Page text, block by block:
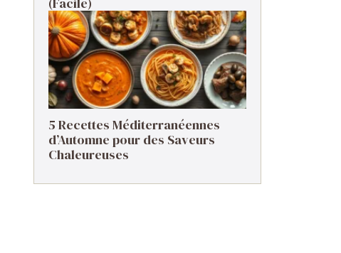
5 Recettes Méditerranéennes
d’Automne pour des Saveurs
Chaleureuses